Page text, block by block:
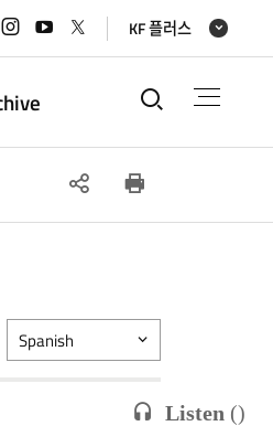
페이스북
가기
인스타그램
바로가기
유튜브
바로가기
x(트위터)
바로가기
KF 플러스
통합검
SNS
Listen ()
Spanish